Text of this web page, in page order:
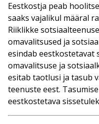
Eestkostja peab
saaks vajalikul määral
Riiklikke
omavalitsused ja
esindab eestkostetavat
omavalitsuse ja
esitab taotlusi ja tasub
teenuste eest.
eestkostetava